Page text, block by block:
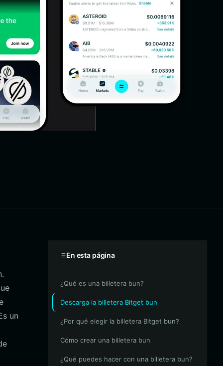
un
En esta página
¿Qué es una billetera bun?
Descarga la billetera Bitget bun
¿Por qué elegir la billetera Bitget bun?
Cómo crear una billetera bun
¿Qué puedes hacer con una billetera bun?